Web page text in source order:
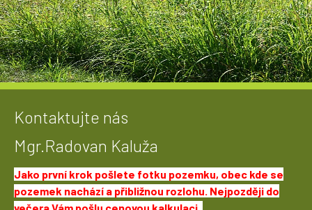
Trává, nálety s výškou 2metry není problém.
Kontaktujte nás
Mgr.Radovan Kaluža
Jako první krok pošlete fotku pozemku, obec kde se
pozemek nachází a přibližnou rozlohu. Nejpozději do